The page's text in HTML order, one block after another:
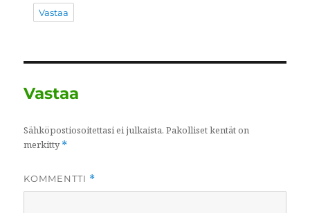
Vastaa
Vastaa
Sähköpostiosoitettasi ei julkaista. Pakolliset kentät on
merkitty*
KOMMENTTI *